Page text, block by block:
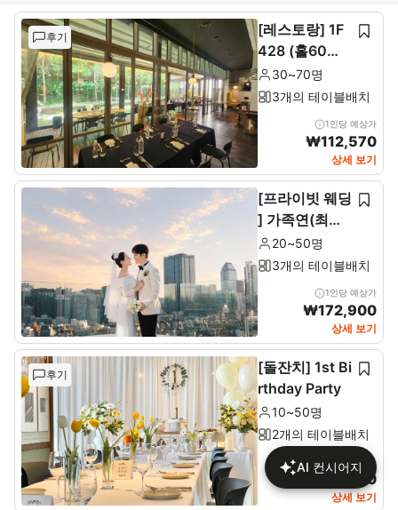
후기
[레스토랑] 1F
428 (홀60석+
룸10석)
30~70명
3개의 테이블배치
1인당 예상가
₩112,570
상세 보기
[프라이빗 웨딩
] 가족연(최소2
0~최대 50인)
20~50명
3개의 테이블배치
1인당 예상가
₩172,900
상세 보기
후기
[돌잔치] 1st Bi
rthday Party
10~50명
2개의 테이블배치
1인당 예상가
₩137,680
상세 보기
AI 컨시어지